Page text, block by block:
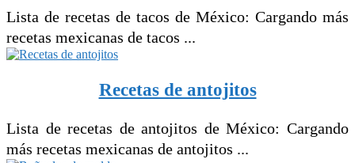
Lista de recetas de tacos de México: Cargando más
recetas mexicanas de tacos ...
Recetas de antojitos
Lista de recetas de antojitos de México: Cargando
más recetas mexicanas de antojitos ...